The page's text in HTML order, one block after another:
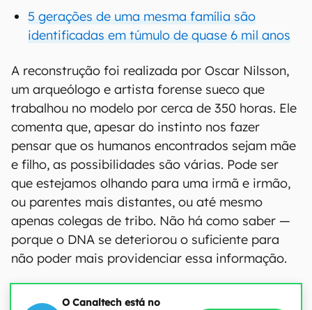
5 gerações de uma mesma família são
identificadas em túmulo de quase 6 mil anos
A reconstrução foi realizada por Oscar Nilsson,
um arqueólogo e artista forense sueco que
trabalhou no modelo por cerca de 350 horas. Ele
comenta que, apesar do instinto nos fazer
pensar que os humanos encontrados sejam mãe
e filho, as possibilidades são várias. Pode ser
que estejamos olhando para uma irmã e irmão,
ou parentes mais distantes, ou até mesmo
apenas colegas de tribo. Não há como saber —
porque o DNA se deteriorou o suficiente para
não poder mais providenciar essa informação.
O Canaltech está no